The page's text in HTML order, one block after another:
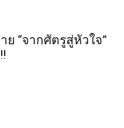
“จากศัตรูสู่หัวใจ”